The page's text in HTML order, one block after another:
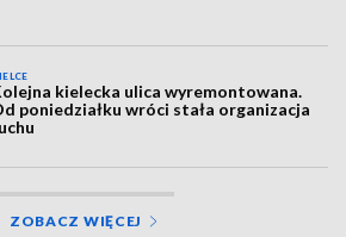
kielecka ulica wyremontowana.
poniedziałku wróci stała organizacja
ZOBACZ WIĘCEJ